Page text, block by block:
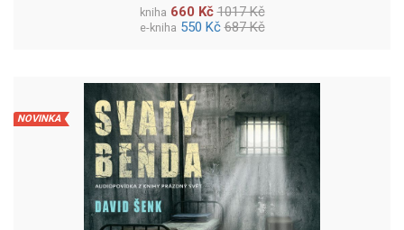
kniha 660 Kč 1017 Kč
e-kniha 550 Kč 687 Kč
NOVINKA